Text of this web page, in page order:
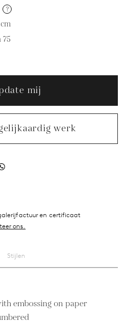
?
cm
mij
werk
en certificaat
ons.
Stijlen
embossing on paper